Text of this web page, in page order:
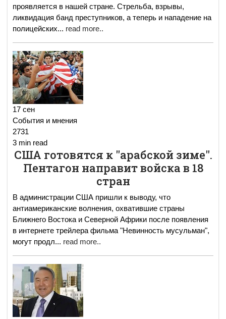
проявляется в нашей стране. Стрельба, взрывы,
ликвидация банд преступников, а теперь и нападение на
полицейских... read more..
17 сен
События и мнения
2731
3 min read
США готовятся к "арабской зиме".
Пентагон направит войска в 18
стран
В администрации США пришли к выводу, что
антиамериканские волнения, охватившие страны
Ближнего Востока и Северной Африки после появления
в интернете трейлера фильма "Невинность мусульман",
могут продл... read more..